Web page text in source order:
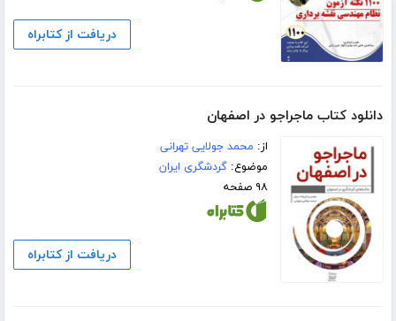
دریافت از کتابراه
دانلود کتاب ماجراجو در اصفهان
از: محمد جولایی تهرانی
موضوع:گردشگری ایران
۹۸ صفحه
دریافت از کتابراه